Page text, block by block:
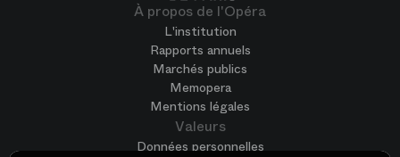
À propos de l'Opéra
L'institution
Rapports annuels
Marchés publics
Memopera
Mentions légales
Valeurs
Données personnelles